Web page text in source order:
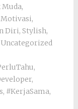
,
Motivasi,
Diri, Stylish,
Uncategorized
,
,
, #KerjaSama,